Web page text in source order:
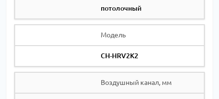
потолочный
Модель
CH-HRV2K2
Воздушный канал, мм